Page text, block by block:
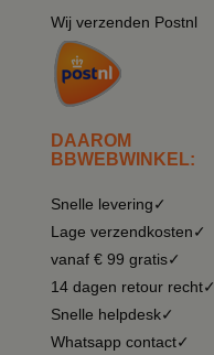
Wij verzenden Postnl
DAAROM
BBWEBWINKEL:
Snelle levering✓
Lage verzendkosten✓
vanaf € 99 gratis✓
14 dagen retour recht✓
Snelle helpdesk✓
Whatsapp contact✓